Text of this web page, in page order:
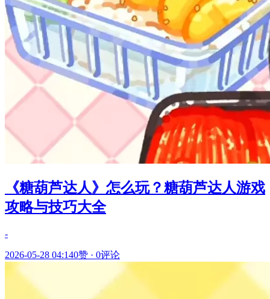
《糖葫芦达人》怎么玩？糖葫芦达人游戏
攻略与技巧大全
-
2026-05-28 04:140赞 · 0评论